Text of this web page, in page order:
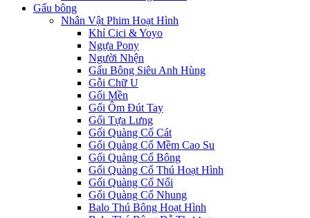
Gấu bông
Nhân Vật Phim Hoạt Hình
Khỉ Cici & Yoyo
Ngựa Pony
Người Nhện
Gấu Bông Siêu Anh Hùng
Gỗi Chữ U
Gối Mền
Gối Ôm Đút Tay
Gối Tựa Lưng
Gối Quàng Cổ Cát
Gối Quàng Cổ Mềm Cao Su
Gối Quàng Cổ Bông
Gối Quàng Cổ Thú Hoạt Hình
Gối Quàng Cổ Nổi
Gối Quàng Cổ Nhung
Balo Thú Bông Hoạt Hình